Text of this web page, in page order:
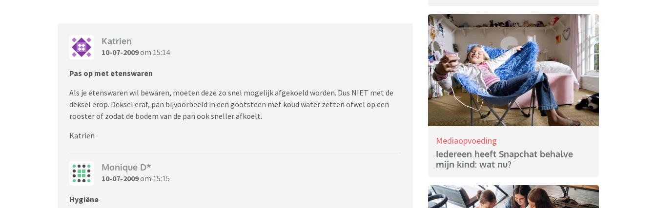
Katrien
10-07-2009om 15:14
Pas op met etenswaren
Als je etenswaren wil bewaren, moeten deze zo snel mogelijk afgekoeld worden. Dus NIET met de
deksel erop. Deksel eraf, pan bijvoorbeeld in een gootsteen met koud water zetten ofwel op een
rooster of zodat de bodem van de pan ook sneller afkoelt.
Katrien
Monique D*
10-07-2009om 15:15
Hygiëne
Mediaopvoeding
Iedereen heeft Snapchat behalve
mijn kind: wat nu?